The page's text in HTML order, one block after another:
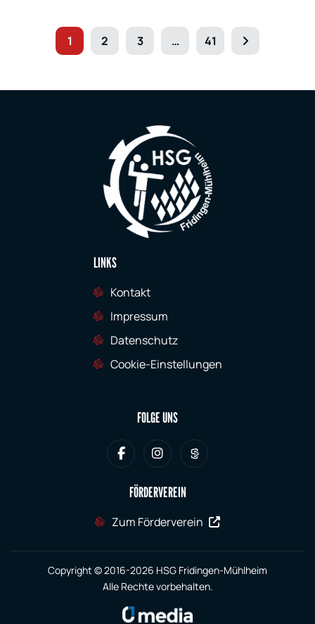
1 2 3 … 41
LINKS
Kontakt
Impressum
Datenschutz
Cookie-Einstellungen
FOLGE UNS
FÖRDERVEREIN
Zum Förderverein
Copyright © 2016-2026 HSG Fridingen-Mühlheim
Alle Rechte vorbehalten.